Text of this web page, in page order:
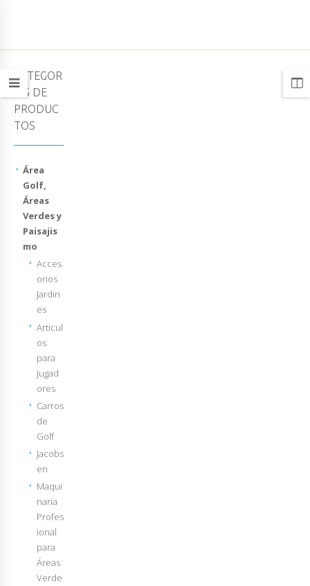
CATEGOR
ÍAS DE
PRODUC
TOS
Área
Golf,
Áreas
Verdes y
Paisajis
mo
Acces
orios
Jardin
es
Articul
os
para
Jugad
ores
Carros
de
Golf
Jacobs
en
Maqui
naria
Profes
ional
para
Áreas
Verde